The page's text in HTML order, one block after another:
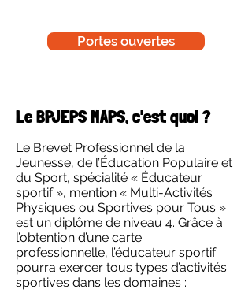
Portes ouvertes
Le BPJEPS MAPS, c'est quoi ?
Le Brevet Professionnel de la
Jeunesse, de l’Éducation Populaire et
du Sport, spécialité « Éducateur
sportif », mention « Multi-Activités
Physiques ou Sportives pour Tous »
est un diplôme de niveau 4. Grâce à
l’obtention d’une carte
professionnelle, l’éducateur sportif
pourra exercer tous types d’activités
sportives dans les domaines :